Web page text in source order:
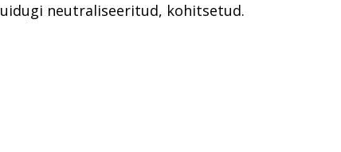
neutraliseeritud, kohitsetud.